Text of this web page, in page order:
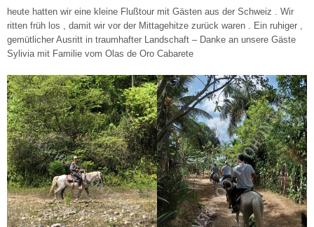
heute hatten wir eine kleine Flußtour mit Gästen aus der Schweiz . Wir
ritten früh los , damit wir vor der Mittagehitze zurück waren . Ein ruhiger ,
gemütlicher Ausritt in traumhafter Landschaft – Danke an unsere Gäste
Sylivia mit Familie vom Olas de Oro Cabarete